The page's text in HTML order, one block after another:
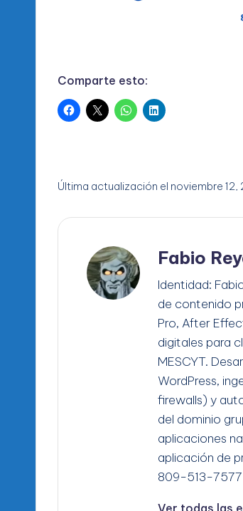
Comparte esto:
Última actualización el noviembre 12,
Fabio
Identidad:
de contenido
Pro, After
digitales para
MESCYT.
WordPress,
firewalls) y
del dominio
aplicaciones
aplicación de
809-513-7577